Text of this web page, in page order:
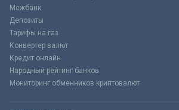
Межбанк
Депозиты
Тарифы на газ
Конвертер валют
Кредит онлайн
Народный рейтинг банков
Мониторинг обменников криптовалют